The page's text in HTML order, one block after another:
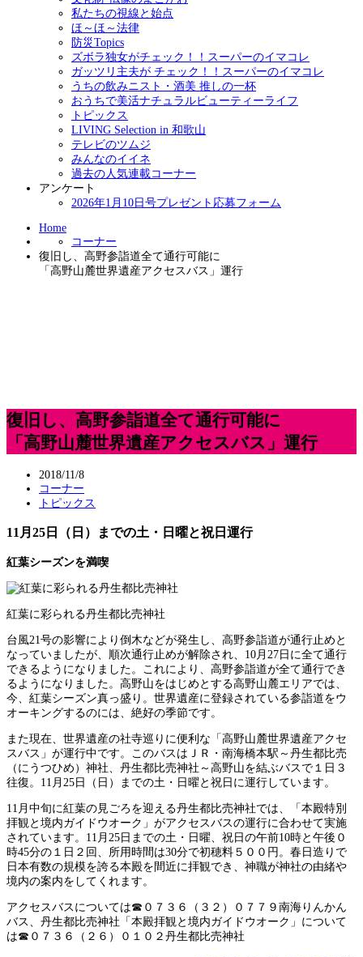
私たちの視線と始点
ほ～ほ～法律
防災Topics
ズボラ独女がチェック！！スーパーのイマコレ
ガッツリ主夫が チェック！！スーパーのイマコレ
うちの飲みニスト・酒美 推しの一杯
おうちで美活ナチュラルビューティーライフ
トピックス
LIVING Selection in 和歌山
テレビのツムジ
みんなのイイネ
過去の人気連載コーナー
アンケート
2026年1月10日号プレゼント応募フォーム
Home
コーナー
復旧し、高野参詣道全て通行可能に
「高野山麓世界遺産アクセスバス」運行
復旧し、高野参詣道全て通行可能に
「高野山麓世界遺産アクセスバス」運行
2018/11/8
コーナー
トピックス
11月25日（日）までの土・日曜と祝日運行
紅葉シーズンを満喫
紅葉に彩られる丹生都比売神社
台風21号の影響により倒木などが発生し、高野参詣道が通行止めと
なっていましたが、順次通行止めが解除され、10月27日に全て通行
できるようになりました。これにより、高野参詣道が全て通行でき
るようになりました。高野山をはじめとする高野山麓エリアでは、
今、紅葉シーズン真っ盛り。世界遺産に登録されている参詣道をウ
オーキングするのには、絶好の季節です。
また現在、世界遺産の社寺巡りに便利な「高野山麓世界遺産アクセ
スバス」が運行中です。このバスはＪＲ・南海橋本駅～丹生都比売
（にうつひめ）神社、丹生都比売神社～高野山を結ぶバスで１日３
往復。11月25日（日）までの土・日曜と祝日に運行しています。
11月中旬に紅葉の見ごろを迎える丹生都比売神社では、「本殿特別
拝観と境内ガイドウオーク」がアクセスバスの運行に合わせて実施
されています。11月25日までの土・日曜、祝日の午前10時と午後０
時45分の１日２回、所用時間は30分で初穂料５００円。春日造りで
日本有数の規模を誇る本殿を間近に拝観でき、神職が神社の由緒や
境内の案内をしてくれます。
アクセスバスについては☎０７３６（３２）０７７９南海りんかん
バス、丹生都比売神社「本殿拝観と境内ガイドウオーク」について
は☎０７３６（２６）０１０２丹生都比売神社